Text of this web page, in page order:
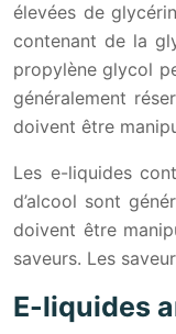
élevées de
contenant de la
propylène glycol
généralement
doivent être
Les e-liquides
d’alcool sont
doivent être
saveurs. Les
E-liquides